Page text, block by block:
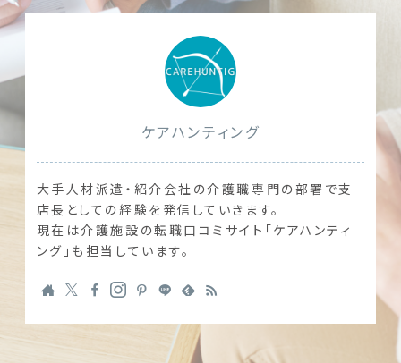
ケアハンティング
大手人材派遣・紹介会社の介護職専門の部署で支
店長としての経験を発信していきます。
現在は介護施設の転職口コミサイト「ケアハンティ
ング」も担当しています。